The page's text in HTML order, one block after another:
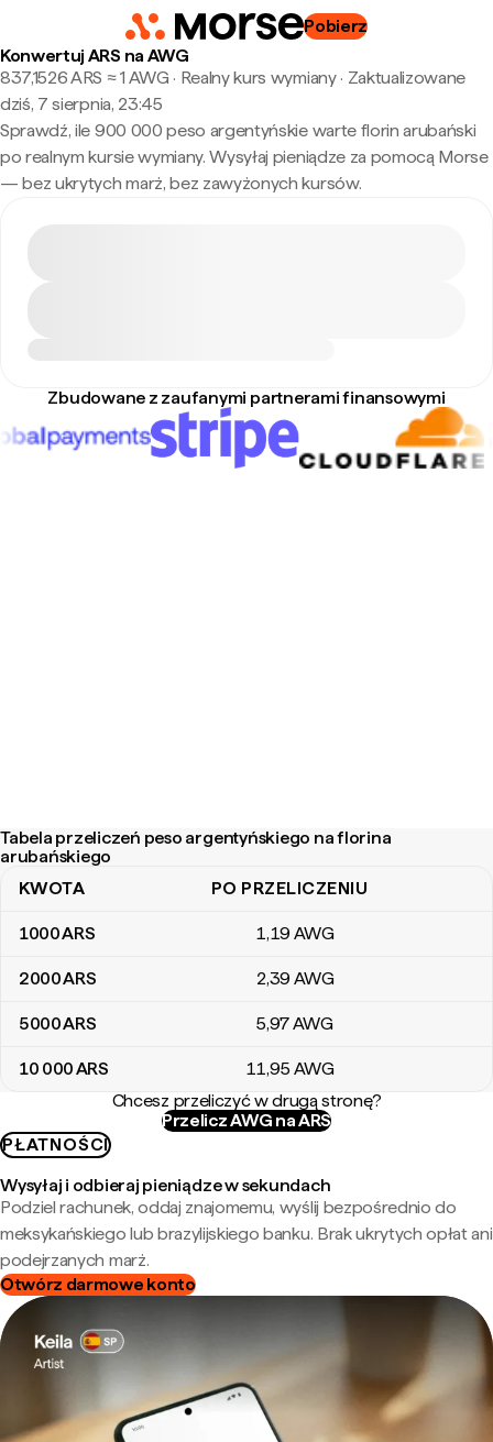
Pobierz
Konwertuj ARS na AWG
837,1526 ARS ≈ 1 AWG · Realny kurs wymiany· Zaktualizowane
dziś, 7 sierpnia, 23:45
Sprawdź, ile 900 000 peso argentyńskie warte florin arubański
po realnym kursie wymiany. Wysyłaj pieniądze za pomocą Morse
— bez ukrytych marż, bez zawyżonych kursów.
Zbudowane z zaufanymi partnerami finansowymi
Tabela przeliczeń peso argentyńskiego na florina
arubańskiego
Tabela przeliczeń peso argentyńskiego na florina arubańskiego
KWOTA PO PRZELICZENIU
1000ARS 1,19 AWG
2000ARS 2,39 AWG
5000ARS 5,97AWG
10 000ARS 11,95 AWG
Chcesz przeliczyć w drugą stronę?
Przelicz AWG na ARS
PŁATNOŚCI
Wysyłaj i odbieraj pieniądze w sekundach
Podziel rachunek, oddaj znajomemu, wyślij bezpośrednio do
meksykańskiego lub brazylijskiego banku. Brak ukrytych opłat ani
podejrzanych marż.
Otwórz darmowe konto